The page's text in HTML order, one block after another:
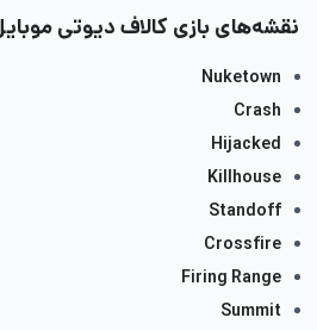
نقشه‌های بازی کالاف دیوتی
Nuketown
Crash
Hijacked
Killhouse
Standoff
Crossfire
Firing Range
Summit